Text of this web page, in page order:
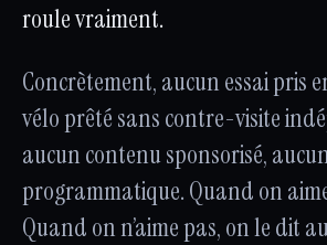
roule vraiment.
Concrètement, aucun essai pris
vélo prêté sans contre-visite
aucun contenu sponsorisé,
programmatique. Quand on
Quand on n’aime pas, on le dit